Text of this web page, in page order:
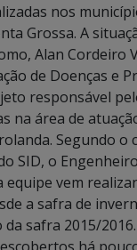
nos
Grossa. A
Alan Cordeiro
de Doenças e
responsável
na área de
Segundo
SID, o
equipe vem
a safra de
safra 2015/
há